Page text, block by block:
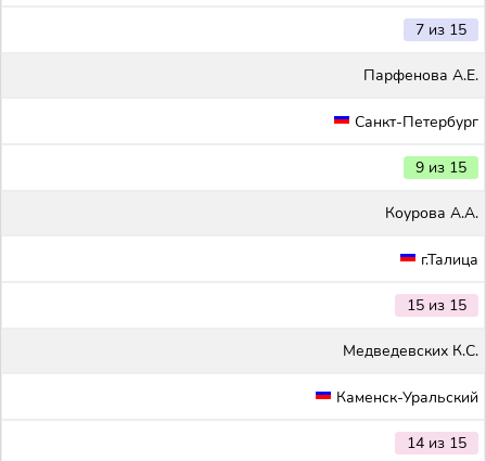
7 из 15
Парфенова А.Е.
Санкт-Петербург
9 из 15
Коурова А.А.
г.Талица
15 из 15
Медведевских К.С.
Каменск-Уральский
14 из 15